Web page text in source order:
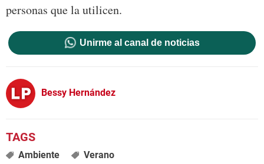
personas que la utilicen.
Unirme al canal de noticias
Bessy Hernández
Ambiente Verano